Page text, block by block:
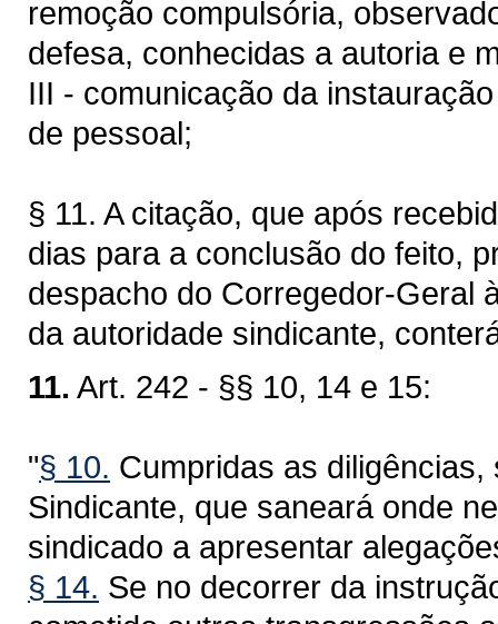
remoção compulsória,
defesa, conhecidas a autoria e
III - comunicação da
de pessoal;
§ 11. A citação, que após
dias para a conclusão do feito,
despacho do Corregedor-Geral
da autoridade sindicante,
11. Art. 242 - §§ 10, 14 e 15:
"§ 10. Cumpridas as
Sindicante, que saneará onde
sindicado a apresentar
§ 14. Se no decorrer da